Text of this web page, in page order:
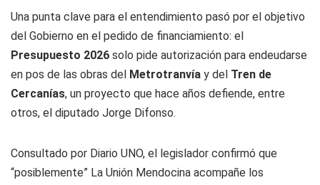
Una punta clave para el entendimiento pasó por el objetivo
del Gobierno en el pedido de financiamiento: el
Presupuesto 2026 solo pide autorización para endeudarse
en pos de las obras del Metrotranvía y del Tren de
Cercanías, un proyecto que hace años defiende, entre
otros, el diputado Jorge Difonso.
Consultado por Diario UNO, el legislador confirmó que
“posiblemente” La Unión Mendocina acompañe los